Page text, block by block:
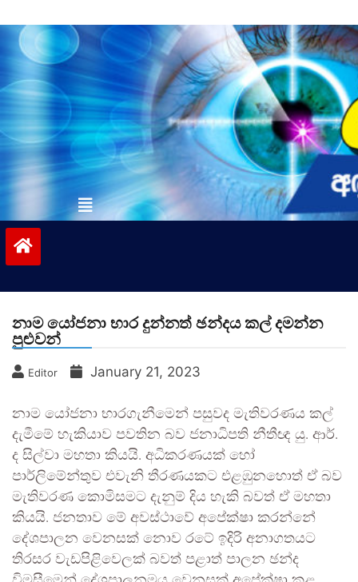
to
contentvinivida.lk
නාම යෝජනා භාර දුන්නත් ඡන්දය කල් දමන්න
පුළුවන්
Editor January 21, 2023
නාම යෝජනා භාරගැනීමෙන් පසුවද මැතිවරණය කල්
දැමීමේ හැකියාව පවතින බව ජනාධිපති නීතීඥ යු. ආර්.
ද සිල්වා මහතා කියයි. අධිකරණයක් හෝ
පාර්ලිමේන්තුව එවැනි තීරණයකට එළඹුනහොත් ඒ බව
මැතිවරණ කොමිසමට දැනුම් දිය හැකි බවත් ඒ මහතා
කියයි. ජනතාව මේ අවස්ථාවේ අපේක්ෂා කරන්නේ
දේශපාලන වෙනසක් නොව රටේ ඉදිරි අනාගතයට
තිරසර වැඩපිළිවෙලක් බවත් පළාත් පාලන ඡන්ද